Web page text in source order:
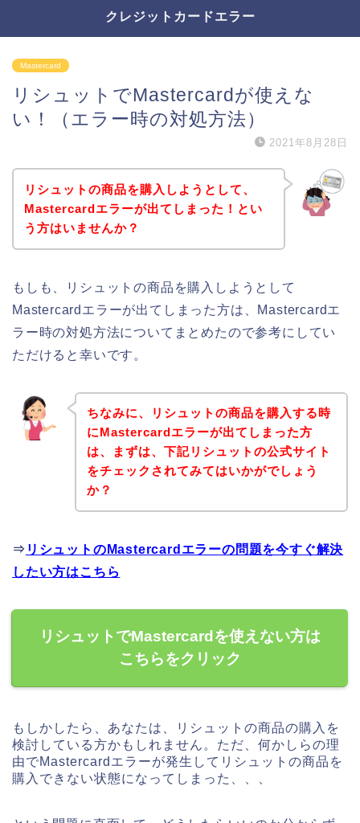
クレジットカードエラー
Mastercard
リシュットでMastercardが使えな
い！（エラー時の対処方法）
2021年8月28日
リシュットの商品を購入しようとして、
Mastercardエラーが出てしまった！とい
う方はいませんか？
もしも、リシュットの商品を購入しようとして
Mastercardエラーが出てしまった方は、Mastercardエ
ラー時の対処方法についてまとめたので参考にしてい
ただけると幸いです。
ちなみに、リシュットの商品を購入する時
にMastercardエラーが出てしまった方
は、まずは、下記リシュットの公式サイト
をチェックされてみてはいかがでしょう
か？
⇒ リシュットのMastercardエラーの問題を今すぐ解決
したい方はこちら
リシュットでMastercardを使えない方は
こちらをクリック
もしかしたら、あなたは、リシュットの商品の購入を
検討している方かもしれません。ただ、何かしらの理
由でMastercardエラーが発生してリシュットの商品を
購入できない状態になってしまった、、、